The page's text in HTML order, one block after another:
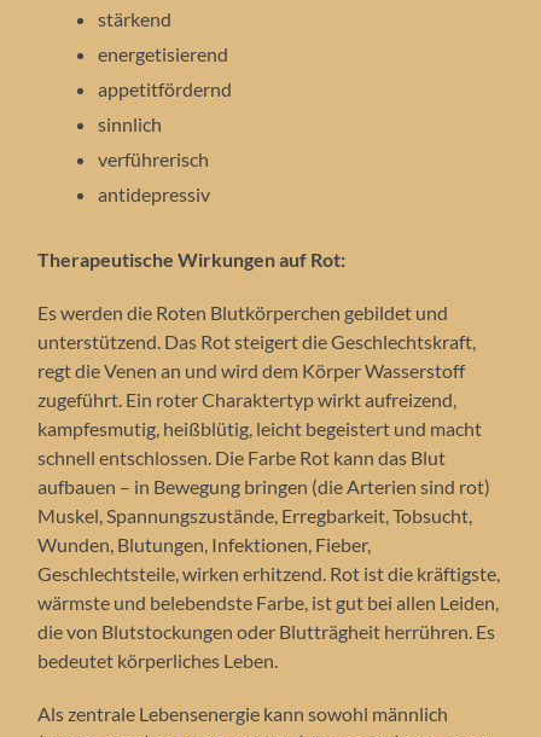
stärkend
energetisierend
appetitfördernd
sinnlich
verführerisch
antidepressiv
Therapeutische Wirkungen auf Rot:
Es werden die Roten Blutkörperchen gebildet und
unterstützend. Das Rot steigert die Geschlechtskraft,
regt die Venen an und wird dem Körper Wasserstoff
zugeführt. Ein roter Charaktertyp wirkt aufreizend,
kampfesmutig, heißblütig, leicht begeistert und macht
schnell entschlossen. Die Farbe Rot kann das Blut
aufbauen – in Bewegung bringen (die Arterien sind rot)
Muskel, Spannungszustände, Erregbarkeit, Tobsucht,
Wunden, Blutungen, Infektionen, Fieber,
Geschlechtsteile, wirken erhitzend. Rot ist die kräftigste,
wärmste und belebendste Farbe, ist gut bei allen Leiden,
die von Blutstockungen oder Blutträgheit herrühren. Es
bedeutet körperliches Leben.
Als zentrale Lebensenergie kann sowohl männlich